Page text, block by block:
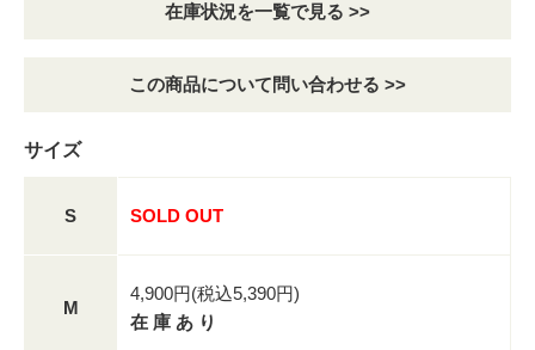
在庫状況を一覧で見る >>
この商品について問い合わせる >>
サイズ
S SOLD OUT
M
4,900円(税込5,390円)
在 庫 あ り